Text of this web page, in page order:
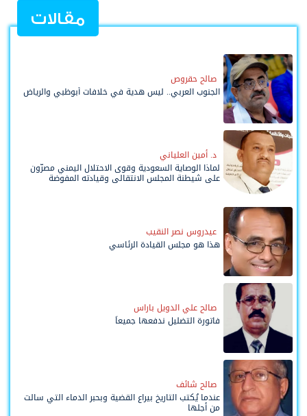
مقالات
صالح حقروص
الجنوب العربي.. ليس هدية في خلافات أبوظبي والرياض
د. أمين العلياني
لماذا الوصاية السعودية وقوى الاحتلال اليمني مصرّون
على شيطنة المجلس الانتقالي وقيادته المفوضة
عيدروس نصر النقيب
هذا هو مجلس القيادة الرئاسي
صالح علي الدويل باراس
فاتورة التضليل ندفعها جميعاً
صالح شائف
عندما يُكتب التاريخ بيراع القضية وبحبر الدماء التي سالت
من أجلها